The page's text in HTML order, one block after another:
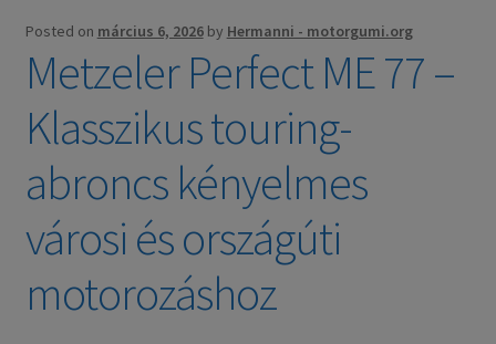
Posted on március 6, 2026 by Hermanni - motorgumi.org
Metzeler Perfect ME 77 –
Klasszikus touring-
abroncs kényelmes
városi és országúti
motorozáshoz